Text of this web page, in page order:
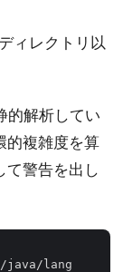
ィレクトリ以
的解析してい
的複雑度を算
て警告を出し
java/lang